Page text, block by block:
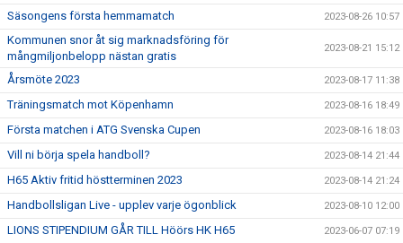
Säsongens första hemmamatch 2023-08-26 10:57
Kommunen snor åt sig marknadsföring för
mångmiljonbelopp nästan gratis
2023-08-21 15:12
Årsmöte 2023 2023-08-17 11:38
Träningsmatch mot Köpenhamn 2023-08-16 18:49
Första matchen i ATG Svenska Cupen 2023-08-16 18:03
Vill ni börja spela handboll? 2023-08-14 21:44
H65 Aktiv fritid höstterminen 2023 2023-08-14 21:24
Handbollsligan Live - upplev varje ögonblick 2023-08-10 12:00
LIONS STIPENDIUM GÅR TILL Höörs HK H65 2023-06-07 07:19